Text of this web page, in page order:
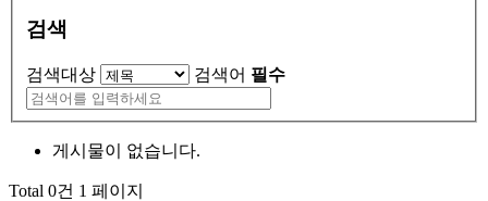
검색
검색대상 검색어 필수
게시물이 없습니다.
Total 0건 1 페이지